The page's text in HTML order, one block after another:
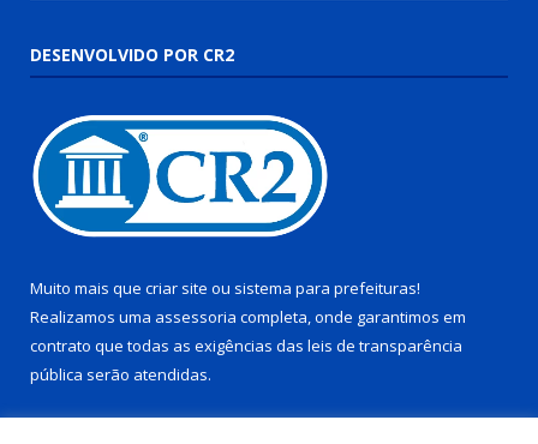
DESENVOLVIDO POR CR2
Muito mais que criar site ou sistema para prefeituras!
Realizamos uma assessoria completa, onde garantimos em
contrato que todas as exigências das leis de transparência
pública serão atendidas.